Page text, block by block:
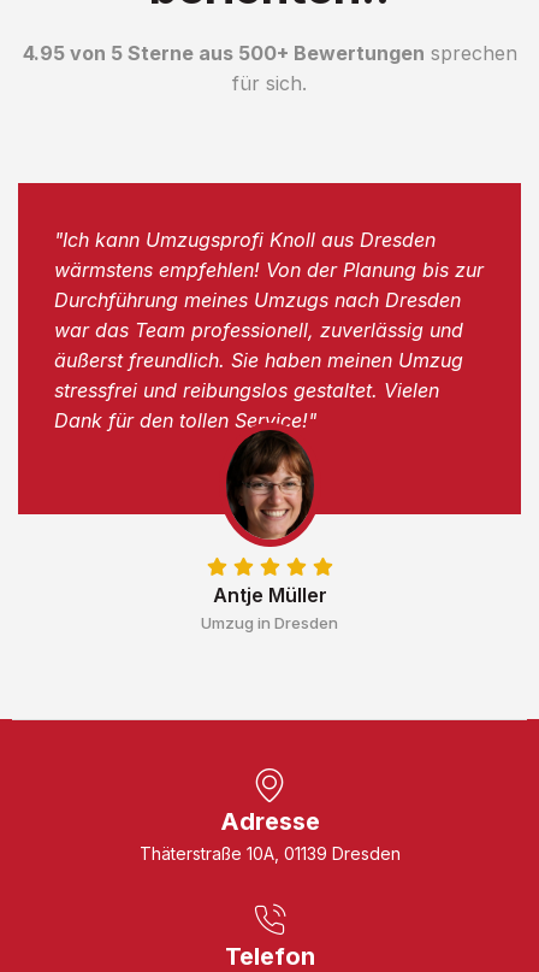
4.95 von 5 Sterne aus 500+ Bewertungen sprechen
für sich.
Antje Müller
Umzug in Dresden
"Ich kann Umzugsprofi Knoll aus Dresden
wärmstens empfehlen! Von der Planung bis zur
Durchführung meines Umzugs nach Dresden
war das Team professionell, zuverlässig und
äußerst freundlich. Sie haben meinen Umzug
stressfrei und reibungslos gestaltet. Vielen
Dank für den tollen Service!"
Adresse
Thäterstraße 10A, 01139 Dresden
Telefon